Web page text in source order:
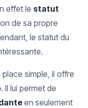
effet le statut
de sa propre
le statut du
simple, il offre
. Il lui permet de
en seulement